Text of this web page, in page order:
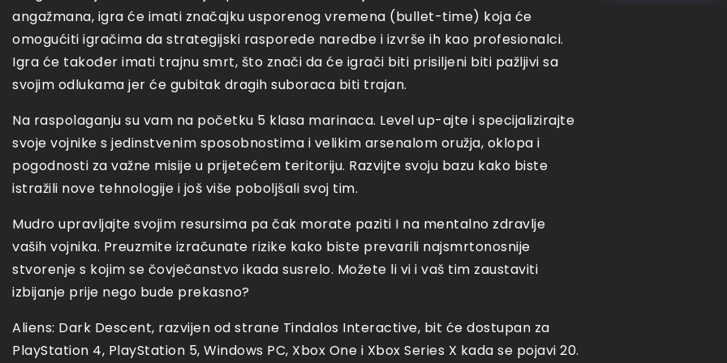
angažmana, igra će imati značajku usporenog vremena (bullet-time) koja će
omogućiti igračima da strategijski rasporede naredbe i izvrše ih kao profesionalci.
Igra će također imati trajnu smrt, što znači da će igrači biti prisiljeni biti pažljivi sa
svojim odlukama jer će gubitak dragih suboraca biti trajan.
Na raspolaganju su vam na početku 5 klasa marinaca. Level up-ajte i specijalizirajte
svoje vojnike s jedinstvenim sposobnostima i velikim arsenalom oružja, oklopa i
pogodnosti za važne misije u prijetećem teritoriju. Razvijte svoju bazu kako biste
istražili nove tehnologije i još više poboljšali svoj tim.
Mudro upravljajte svojim resursima pa čak morate paziti I na mentalno zdravlje
vaših vojnika. Preuzmite izračunate rizike kako biste prevarili najsmrtonosnije
stvorenje s kojim se čovječanstvo ikada susrelo. Možete li vi i vaš tim zaustaviti
izbijanje prije nego bude prekasno?
Aliens: Dark Descent, razvijen od strane Tindalos Interactive, bit će dostupan za
PlayStation 4, PlayStation 5, Windows PC, Xbox One i Xbox Series X kada se pojavi 20.